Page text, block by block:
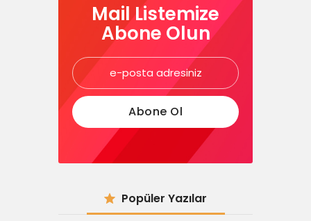
Mail Listemize
Abone Olun
Popüler Yazılar